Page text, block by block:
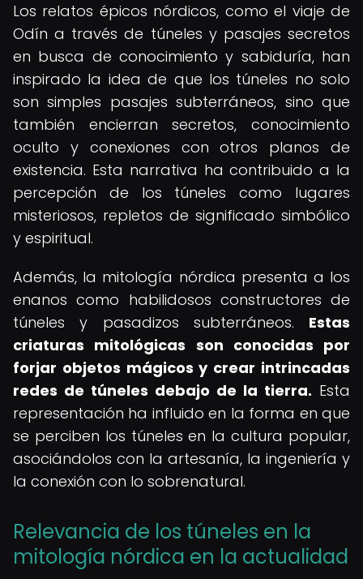
Los relatos épicos nórdicos, como el viaje de
Odín a través de túneles y pasajes secretos
en busca de conocimiento y sabiduría, han
inspirado la idea de que los túneles no solo
son simples pasajes subterráneos, sino que
también encierran secretos, conocimiento
oculto y conexiones con otros planos de
existencia. Esta narrativa ha contribuido a la
percepción de los túneles como lugares
misteriosos, repletos de significado simbólico
y espiritual.
Además, la mitología nórdica presenta a los
enanos como habilidosos constructores de
túneles y pasadizos subterráneos. Estas
criaturas mitológicas son conocidas por
forjar objetos mágicos y crear intrincadas
redes de túneles debajo de la tierra. Esta
representación ha influido en la forma en que
se perciben los túneles en la cultura popular,
asociándolos con la artesanía, la ingeniería y
la conexión con lo sobrenatural.
Relevancia de los túneles en la
mitología nórdica en la actualidad